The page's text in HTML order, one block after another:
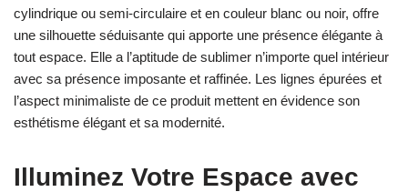
cylindrique ou semi-circulaire et en couleur blanc ou noir, offre
une silhouette séduisante qui apporte une présence élégante à
tout espace. Elle a l’aptitude de sublimer n’importe quel intérieur
avec sa présence imposante et raffinée. Les lignes épurées et
l’aspect minimaliste de ce produit mettent en évidence son
esthétisme élégant et sa modernité.
Illuminez Votre Espace avec